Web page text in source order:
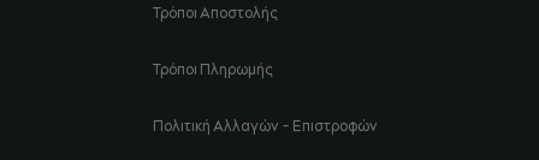
Τρόποι Αποστολής
Τρόποι Πληρωμής
Πολιτική Αλλαγών - Επιστροφών